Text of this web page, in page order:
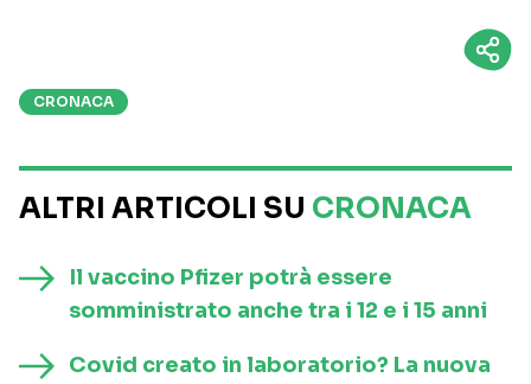
CRONACA
ALTRI ARTICOLI SU CRONACA
Il vaccino Pfizer potrà essere
somministrato anche tra i 12 e i 15 anni
Covid creato in laboratorio? La nuova